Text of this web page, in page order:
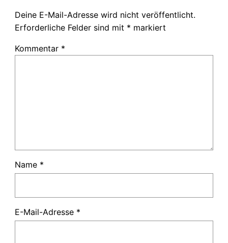
Deine E-Mail-Adresse wird nicht veröffentlicht.
Erforderliche Felder sind mit * markiert
Kommentar *
Name *
E-Mail-Adresse *